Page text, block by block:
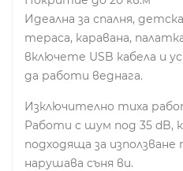
Идеална за спалня,
тераса, каравана,
включете USB кабела и
да работи веднага.
Изключително тиха
Работи с шум под 35 dB,
подходяща за
нарушава съня ви.